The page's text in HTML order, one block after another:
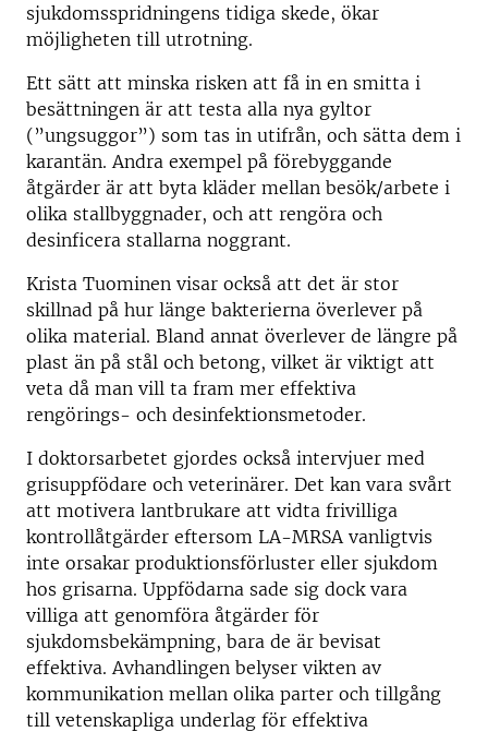
sjukdomsspridningens tidiga skede, ökar
möjligheten till utrotning.
Ett sätt att minska risken att få in en smitta i
besättningen är att testa alla nya gyltor
(”ungsuggor”) som tas in utifrån, och sätta dem i
karantän. Andra exempel på förebyggande
åtgärder är att byta kläder mellan besök/arbete i
olika stallbyggnader, och att rengöra och
desinficera stallarna noggrant.
Krista Tuominen visar också att det är stor
skillnad på hur länge bakterierna överlever på
olika material. Bland annat överlever de längre på
plast än på stål och betong, vilket är viktigt att
veta då man vill ta fram mer effektiva
rengörings- och desinfektionsmetoder.
I doktorsarbetet gjordes också intervjuer med
grisuppfödare och veterinärer. Det kan vara svårt
att motivera lantbrukare att vidta frivilliga
kontrollåtgärder eftersom LA-MRSA vanligtvis
inte orsakar produktionsförluster eller sjukdom
hos grisarna. Uppfödarna sade sig dock vara
villiga att genomföra åtgärder för
sjukdomsbekämpning, bara de är bevisat
effektiva. Avhandlingen belyser vikten av
kommunikation mellan olika parter och tillgång
till vetenskapliga underlag för effektiva